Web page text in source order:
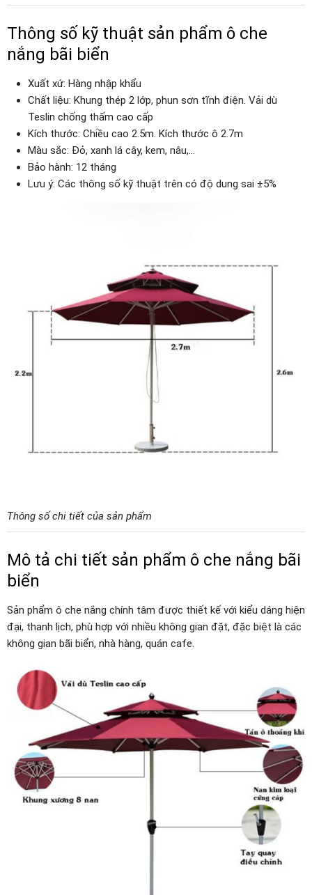
Thông số kỹ thuật sản phẩm ô che
nắng bãi biển
Xuất xứ: Hàng nhập khẩu
Chất liệu: Khung thép 2 lớp, phun sơn tĩnh điện. Vải dù
Teslin chống thấm cao cấp
Kích thước: Chiều cao 2.5m. Kích thước ô 2.7m
Màu sắc: Đỏ, xanh lá cây, kem, nâu,…
Bảo hành: 12 tháng
Lưu ý: Các thông số kỹ thuật trên có độ dung sai ±5%
Thông số chi tiết của sản phẩm
Mô tả chi tiết sản phẩm ô che nắng bãi
biển
Sản phẩm ô che nắng chính tâm được thiết kế với kiểu dáng hiện
đại, thanh lịch, phù hợp với nhiều không gian đặt, đặc biệt là các
không gian bãi biển, nhà hàng, quán cafe.